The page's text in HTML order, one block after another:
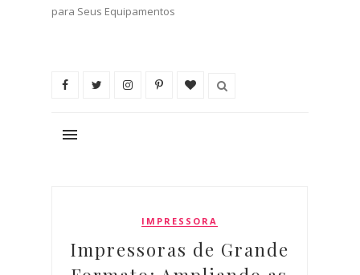
para Seus Equipamentos
IMPRESSORA
Impressoras de Grande